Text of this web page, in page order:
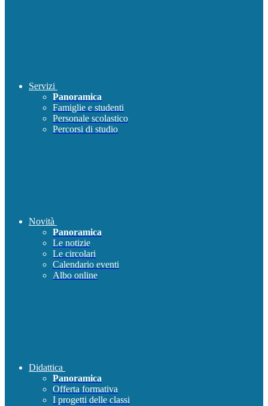
Servizi
Panoramica
Famiglie e studenti
Personale scolastico
Percorsi di studio
Novità
Panoramica
Le notizie
Le circolari
Calendario eventi
Albo online
Didattica
Panoramica
Offerta formativa
I progetti delle classi